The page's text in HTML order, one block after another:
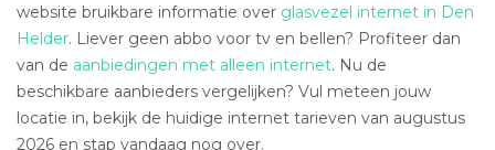
website bruikbare informatie over glasvezel internet in Den
Helder. Liever geen abbo voor tv en bellen? Profiteer dan
van de aanbiedingen met alleen internet. Nu de
beschikbare aanbieders vergelijken? Vul meteen jouw
locatie in, bekijk de huidige internet tarieven van augustus
2026 en stap vandaag nog over.